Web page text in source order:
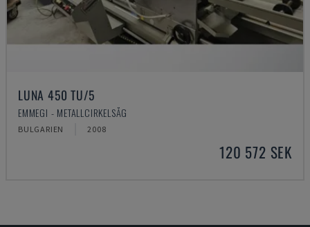
LUNA 450 TU/5
EMMEGI - METALLCIRKELSÅG
BULGARIEN 2008
120 572 SEK